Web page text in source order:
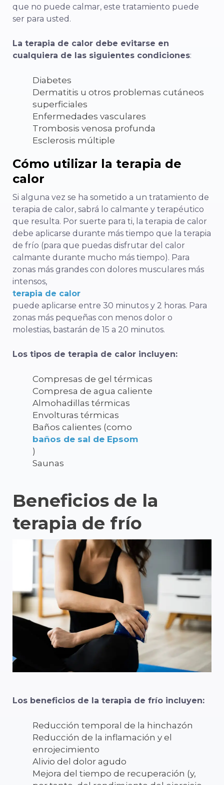
que no puede calmar, este tratamiento puede
ser para usted.
La terapia de calor debe evitarse en
cualquiera de las siguientes condiciones:
Diabetes
Dermatitis u otros problemas cutáneos
superficiales
Enfermedades vasculares
Trombosis venosa profunda
Esclerosis múltiple
Cómo utilizar la terapia de
calor
Si alguna vez se ha sometido a un tratamiento de
terapia de calor, sabrá lo calmante y terapéutico
que resulta. Por suerte para ti, la terapia de calor
debe aplicarse durante más tiempo que la terapia
de frío (para que puedas disfrutar del calor
calmante durante mucho más tiempo). Para
zonas más grandes con dolores musculares más
intensos,
terapia de calor
puede aplicarse entre 30 minutos y 2 horas. Para
zonas más pequeñas con menos dolor o
molestias, bastarán de 15 a 20 minutos.
Los tipos de terapia de calor incluyen:
Compresas de gel térmicas
Compresa de agua caliente
Almohadillas térmicas
Envolturas térmicas
Baños calientes (como
baños de sal de Epsom
)
Saunas
Beneficios de la
terapia de frío
Los beneficios de la terapia de frío incluyen:
Reducción temporal de la hinchazón
Reducción de la inflamación y el
enrojecimiento
Alivio del dolor agudo
Mejora del tiempo de recuperación (y,